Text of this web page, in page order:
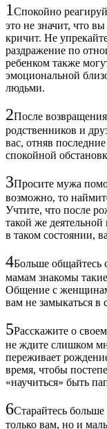
1Спокойно
это не значит, что
кричит. Не
раздражение по
ребенком также
эмоциональной
людьми.
2После
родственников и
вас, отняв
спокойной
3Просите мужа
возможно, то
Учтите, что после
такой же
в таком состоянии,
4Больше
мамам знакомы
Общение с
вам не замыкаться в
5Расскажите о
не ждите слишком
переживает
время, чтобы
«научиться» быть
6Старайтесь больше
только вам, но и